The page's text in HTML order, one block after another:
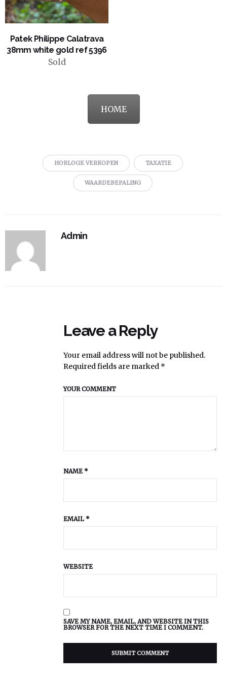
VIEW PRODUCT
Patek Philippe Calatrava
38mm white gold ref 5396
Sold
HOME
HORLOGE VERKOPEN TAXATIE
WAARDEBEPALING
Admin
Leave a Reply
Your email address will not be published.
Required fields are marked *
YOUR COMMENT
NAME *
EMAIL *
WEBSITE
SAVE MY NAME, EMAIL, AND WEBSITE IN THIS
BROWSER FOR THE NEXT TIME I COMMENT.